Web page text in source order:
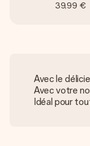
39,99 €
Avec le
Avec votre
Idéal pour